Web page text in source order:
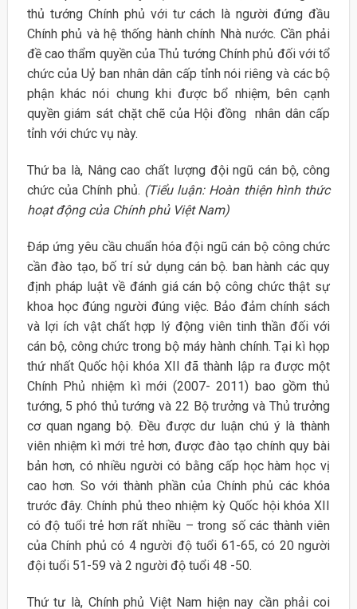
thủ tướng Chính phủ với tư cách là người đứng đầu
Chính phủ và hệ thống hành chính Nhà nước. Cần phải
đề cao thẩm quyền của Thủ tướng Chính phủ đối với tổ
chức của Uỷ ban nhân dân cấp tỉnh nói riêng và các bộ
phận khác nói chung khi được bổ nhiệm, bên cạnh
quyền giám sát chặt chẽ của Hội đồng nhân dân cấp
tỉnh với chức vụ này.
Thứ ba là, Nâng cao chất lượng đội ngũ cán bộ, công
chức của Chính phủ. (Tiểu luận: Hoàn thiện hình thức
hoạt động của Chính phủ Việt Nam)
Đáp ứng yêu cầu chuẩn hóa đội ngũ cán bộ công chức
cần đào tạo, bố trí sử dụng cán bộ. ban hành các quy
định pháp luật về đánh giá cán bộ công chức thật sự
khoa học đúng người đúng việc. Bảo đảm chính sách
và lợi ích vật chất hợp lý động viên tinh thần đối với
cán bộ, công chức trong bộ máy hành chính. Tại kì họp
thứ nhất Quốc hội khóa XII đã thành lập ra được một
Chính Phủ nhiệm kì mới (2007- 2011) bao gồm thủ
tướng, 5 phó thủ tướng và 22 Bộ trưởng và Thủ trưởng
cơ quan ngang bộ. Đều được dư luận chú ý là thành
viên nhiệm kì mới trẻ hơn, được đào tạo chính quy bài
bản hơn, có nhiều người có bằng cấp học hàm học vị
cao hơn. So với thành phần của Chính phủ các khóa
trước đây. Chính phủ theo nhiệm kỳ Quốc hội khóa XII
có độ tuổi trẻ hơn rất nhiều – trong số các thành viên
của Chính phủ có 4 người độ tuổi 61-65, có 20 người
đội tuổi 51-59 và 2 người độ tuổi 48 -50.
Thứ tư là, Chính phủ Việt Nam hiện nay cần phải coi